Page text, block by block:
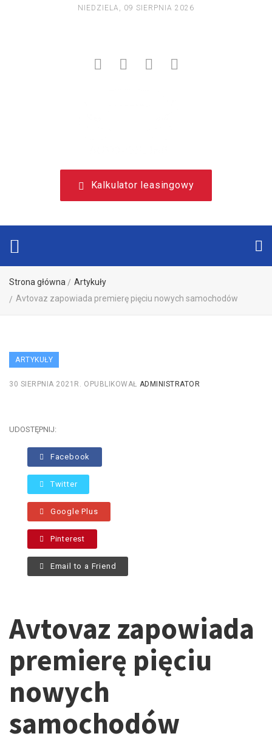
NIEDZIELA, 09 SIERPNIA 2026
Kalkulator leasingowy
Strona główna
Artykuły
Avtovaz zapowiada premierę pięciu nowych samochodów
ARTYKUŁY
30 SIERPNIA 2021R. OPUBLIKOWAŁ ADMINISTRATOR
UDOSTĘPNIJ:
Facebook
Twitter
Google Plus
Pinterest
Email to a Friend
Avtovaz zapowiada
premierę pięciu
nowych
samochodów